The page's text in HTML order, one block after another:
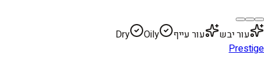
עור יבש עור עייף Dry
Oily
Prestige